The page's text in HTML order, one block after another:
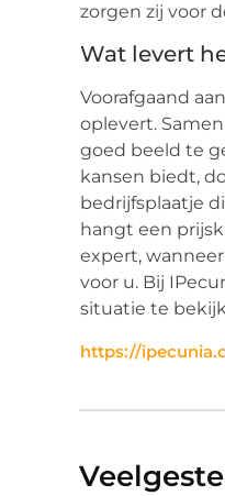
zorgen zij voor
Wat levert
Voorafgaand
oplevert.
goed beeld te
kansen biedt,
bedrijfsplaatje
hangt een
expert,
voor u. Bij
situatie te
https://